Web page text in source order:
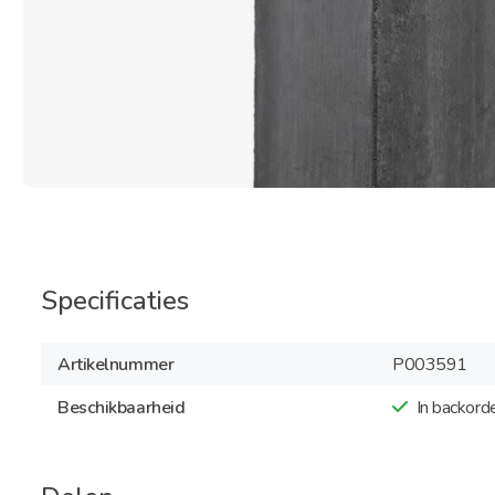
Specificaties
Artikelnummer
P003591
Beschikbaarheid
In